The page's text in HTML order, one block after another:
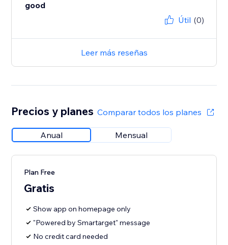
good
Útil (0)
Leer más reseñas
Precios y planes Comparar todos los planes
Anual Mensual
Plan Free
Gratis
Show app on homepage only
"Powered by Smartarget" message
No credit card needed